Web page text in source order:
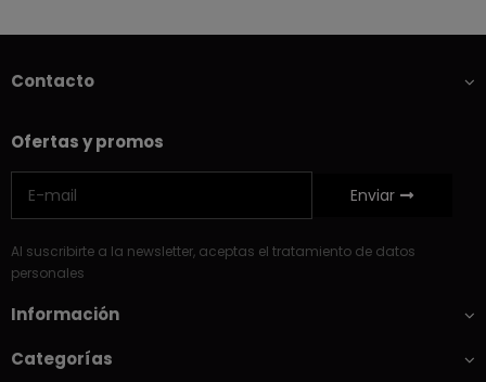
Contacto
Ofertas y promos
Enviar
Al suscribirte a la newsletter, aceptas el tratamiento de datos
personales
Información
Categorías